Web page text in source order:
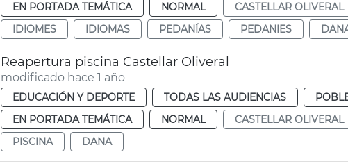
EN PORTADA TEMÁTICA
NORMAL CASTELLAR OLIVERAL
IDIOMES
IDIOMAS PEDANÍAS PEDANIES
Reapertura piscina Castellar Oliveral
modificado hace 1 año
EDUCACIÓN Y DEPORTE TODAS LAS AUDIENCIAS
EN PORTADA TEMÁTICA
NORMAL CASTELLAR OLIVERAL
PISCINA
DANA